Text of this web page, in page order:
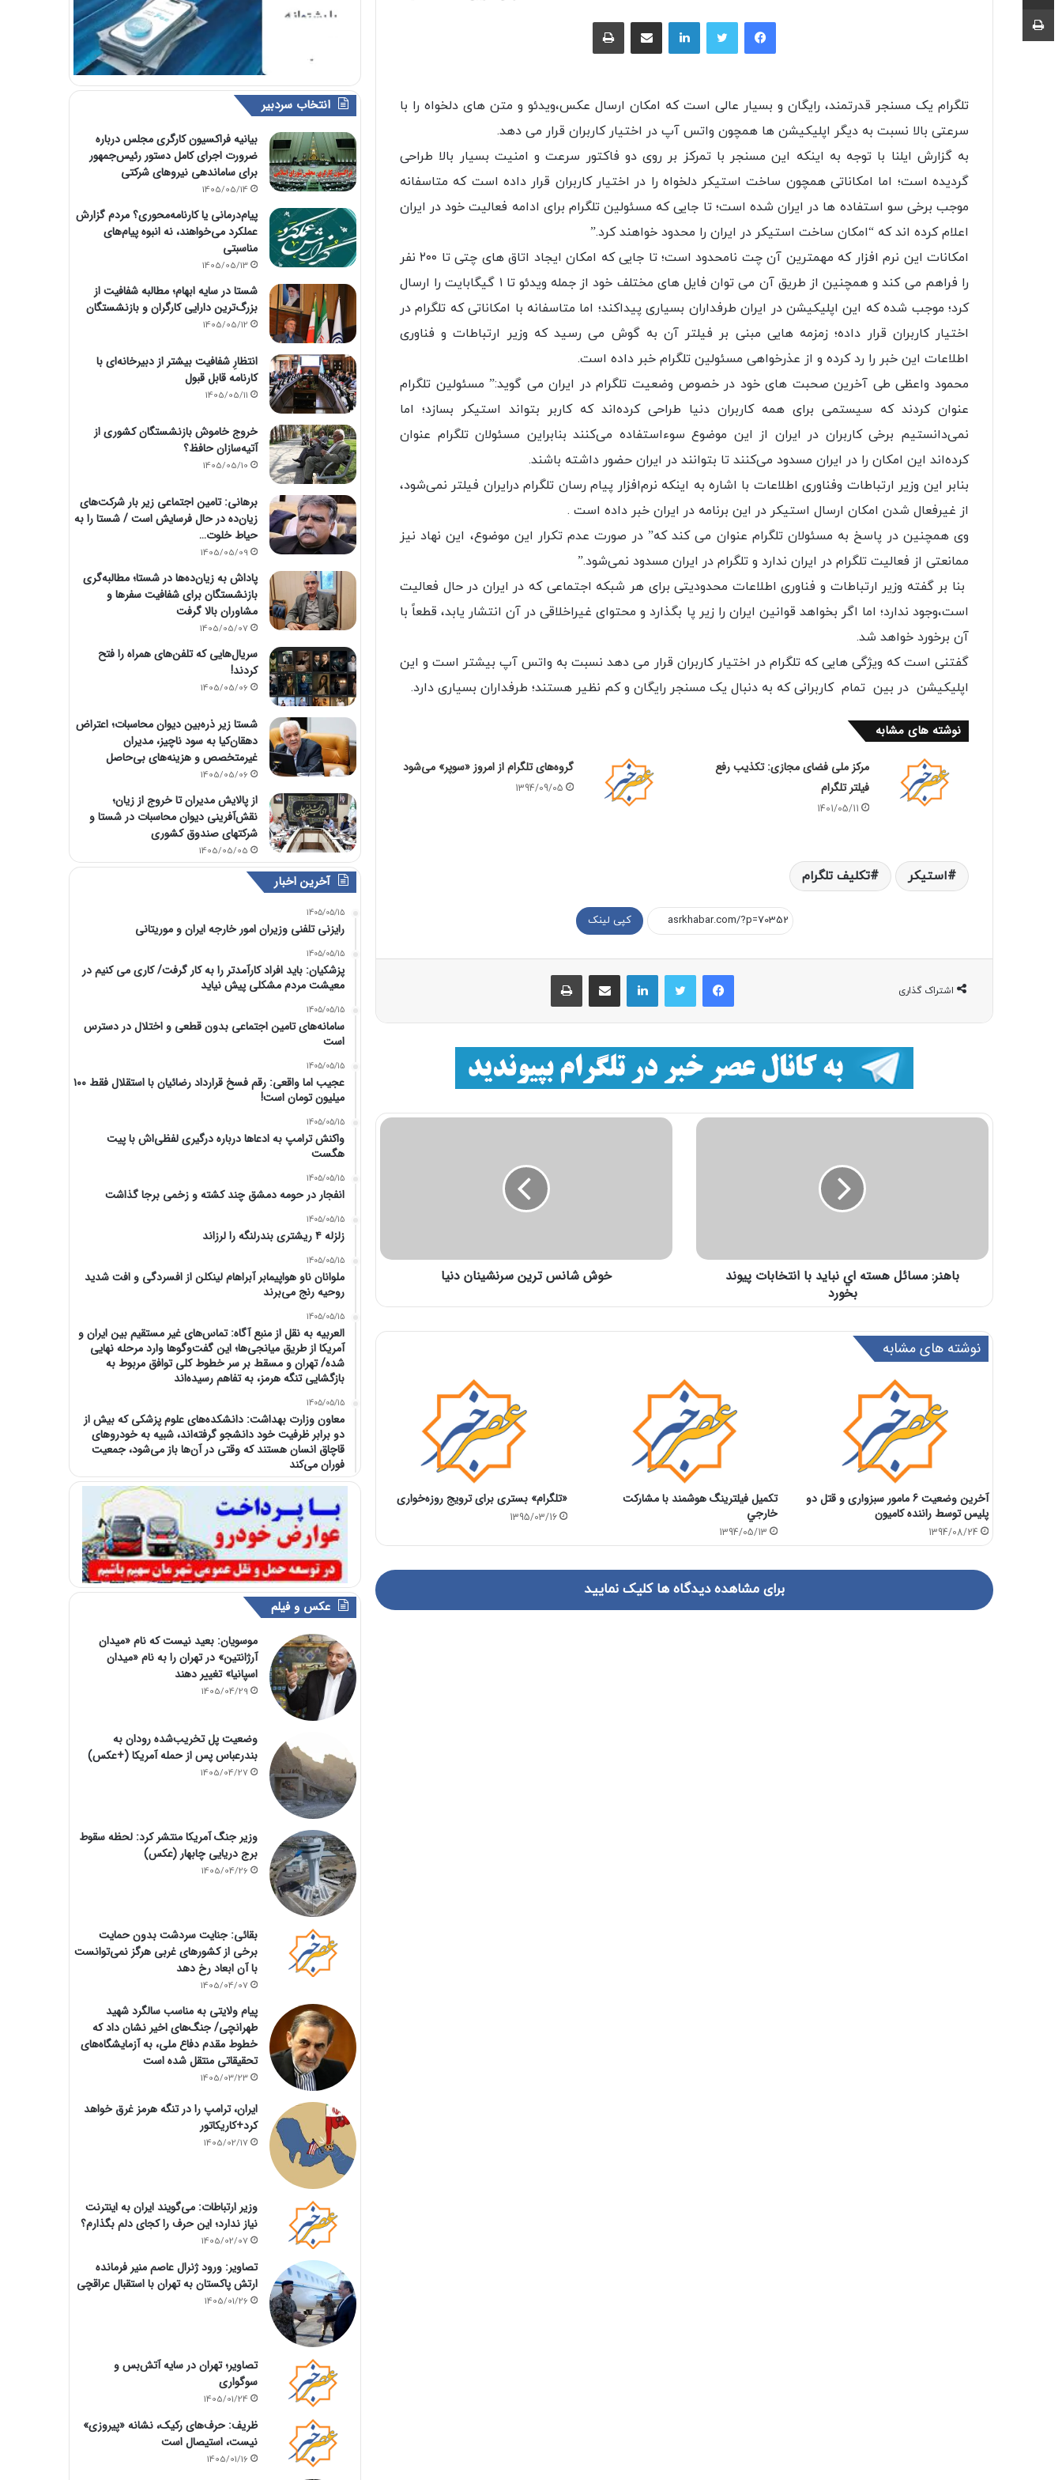
فیسبوک لینکداین
تلگرام یک مسنجر قدرتمند، رایگان و بسیار عالی است که امکان ارسال عکس،ویدئو و متن های دلخواه را با
سرعتی بالا نسبت به دیگر اپلیکیشن ها همچون واتس آپ در اختیار کاربران قرار می دهد.
به گزارش ایلنا با توجه به اینکه این مسنجر با تمرکز بر روی دو فاکتور سرعت و امنیت بسیار بالا طراحی
گردیده است؛ اما امکاناتی همچون ساخت استیکر دلخواه را در اختیار کاربران قرار داده است که متاسفانه
موجب برخی سو استفاده ها در ایران شده است؛ تا جایی که مسئولین تلگرام برای ادامه فعالیت خود در ایران
اعلام کرده اند که “امکان ساخت استیکر در ایران را محدود خواهند کرد.”
امکانات این نرم افزار که مهمترین آن چت نامحدود است؛ تا جایی که امکان ایجاد اتاق های چتی تا ۲۰۰ نفر
را فراهم می کند و همچنین از طریق آن می توان فایل های مختلف خود از جمله ویدئو تا ۱ گیگابایت را ارسال
کرد؛ موجب شده که این اپلیکیشن در ایران طرفداران بسیاری پیداکند؛ اما متاسفانه با امکاناتی که تلگرام در
اختیار کاربران قرار داده؛ زمزمه هایی مبنی بر فیلتر آن به گوش می رسید که وزیر ارتباطات و فناوری
اطلاعات این خبر را رد کرده و از عذرخواهی مسئولین تلگرام خبر داده است.
محمود واعظی طی آخرین صحبت های خود در خصوص وضعیت تلگرام در ایران می گوید:” مسئولین تلگرام
عنوان کردند که سیستمی برای همه کاربران دنیا طراحی کرده‌اند که کاربر بتواند استیکر بسازد؛ اما
نمی‌دانستیم برخی کاربران در ایران از این موضوع سوءاستفاده می‌کنند بنابراین مسئولان تلگرام عنوان
کرده‌اند این امکان را در ایران مسدود می‌کنند تا بتوانند در ایران حضور داشته باشند.
بنابر این وزیر ارتباطات وفناوری اطلاعات با اشاره به اینکه نرم‌افزار پیام رسان تلگرام درایران فیلتر نمی‌شود،
از غیرفعال شدن امکان ارسال استیکر در این برنامه در ایران خبر داده است .
وی همچنین در پاسخ به مسئولان تلگرام عنوان می کند که” در صورت عدم تکرار این موضوع، این نهاد نیز
ممانعتی از فعالیت تلگرام در ایران ندارد و تلگرام در ایران مسدود نمی‌شود.”
بنا بر گفته وزیر ارتباطات و فناوری اطلاعات محدودیتی برای هر شبکه اجتماعی که در ایران در حال فعالیت
است،وجود ندارد؛ اما اگر بخواهد قوانین ایران را زیر پا بگذارد و محتوای غیراخلاقی در آن انتشار یابد، قطعاً با
آن برخورد خواهد شد.
گفتنی است که ویژگی هایی که تلگرام در اختیار کاربران قرار می دهد نسبت به واتس آپ بیشتر است و این
اپلیکیشن در بین تمام کاربرانی که به دنبال یک مسنجر رایگان و کم نظیر هستند؛ طرفداران بسیاری دارد.
نوشته های مشابه
مرکز ملی فضای مجازی: تکذیب رفع
فیلتر تلگرام
1401/05/11
گروه‌های تلگرام از امروز «سوپر» می‌شود
1394/09/05
استيكر تکلیف تلگرام
کپی لینک
اشتراک گذاری
فیسبوک لینکداین
باهنر: مسائل هسته اي نبايد با انتخابات پيوند
بخورد
خوش شانس ترين سرنشينان دنيا
نوشته های مشابه
آخرین وضعیت 6 مامور سبزواری و قتل دو
پلیس توسط راننده کامیون
1394/08/24
تكميل فيلترينگ هوشمند با مشاركت
خارجي
1394/05/13
«تلگرام» بستری برای ترویج روزه‌خواری
1395/03/16
برای مشاهده دیدگاه ها کلیک نمایید
انتخاب سردبیر
بیانیه فراکسیون کارگری مجلس درباره
ضرورت اجرای کامل دستور رئیس‌جمهور
برای ساماندهی نیروهای شرکتی
1405/05/14
پیام‌درمانی یا کارنامه‌محوری؟ مردم گزارش
عملکرد می‌خواهند، نه انبوه پیام‌های
مناسبتی
1405/05/13
شستا در سایه ابهام؛ مطالبه شفافیت از
بزرگ‌ترین دارایی کارگران و بازنشستگان
1405/05/12
انتظارِ شفافیت بیشتر از دبیرخانه‌ای با
کارنامه قابل قبول
1405/05/11
خروج خاموش بازنشستگان کشوری از
آتیه‌سازان حافظ؟
1405/05/10
برهانی: تامین اجتماعی زیر بار شرکت‌های
زیان‌ده در حال فرسایش است / شستا را به
حیاط خلوت…
1405/05/09
پاداش به زیان‌ده‌ها در شستا؛ مطالبه‌گری
بازنشستگان برای شفافیت سفرها و
مشاوران بالا گرفت
1405/05/07
سریال‌هایی که تلفن‌های همراه را فتح
کردند!
1405/05/06
شستا زیر ذره‌بین دیوان محاسبات؛ اعتراض
دهقان‌کیا به سود ناچیز، مدیران
غیرمتخصص و هزینه‌های بی‌حاصل
1405/05/06
از پالایش مدیران تا خروج از زیان؛
نقش‌آفرینی دیوان محاسبات در شستا و
شرکتهای صندوق کشوری
1405/05/05
آخرین اخبار
1405/05/15
رایزنی تلفنی وزیران امور خارجه ایران و موریتانی
1405/05/15
پزشکیان: باید افراد کارآمدتر را به کار گرفت/ کاری می کنیم در
معیشت مردم مشکلی پیش نیاید
1405/05/15
سامانه‌های تامین اجتماعی بدون قطعی و اختلال در دسترس
است
1405/05/15
عجیب اما واقعی: رقم فسخ قرارداد رضائیان با استقلال فقط ۱۰۰
میلیون تومان است!
1405/05/15
واکنش ترامپ به ادعاها درباره درگیری لفظی‌اش با پیت
هگست
1405/05/15
انفجار در حومه دمشق چند کشته و زخمی برجا گذاشت
1405/05/15
زلزله ۴ ریشتری بندرلنگه را لرزاند
1405/05/15
ملوانان ناو هواپیمابر آبراهام لینکلن از افسردگی و افت شدید
روحیه رنج می‌برند
1405/05/15
العربیه به نقل از منبع آگاه: تماس‌های غیر مستقیم بین ایران و
آمریکا از طریق میانجی‌ها؛ این گفت‌و‌گو‌ها وارد مرحله نهایی
شده/ تهران و مسقط بر سر خطوط کلی توافق مربوط به
بازگشایی تنگه هرمز، به تفاهم رسیده‌اند
1405/05/15
معاون وزارت بهداشت: دانشکده‌های علوم پزشکی که بیش از
دو برابر ظرفیت خود دانشجو گرفته‌اند، شبیه به خودرو‌های
قاچاق انسان هستند که وقتی در آن‌ها باز می‌شود، جمعیت
فوران می‌کند
عکس و فیلم
موسویان: بعید نیست که نام «میدان
آرژانتین» در تهران را به نام «میدان
اسپانیا» تغییر دهند
1405/04/29
وضعیت پل تخریب‌شده رودان به
بندرعباس پس از حمله آمریکا (+عکس)
1405/04/27
وزیر جنگ آمریکا منتشر کرد: لحظه سقوط
برج دریایی چابهار (عکس)
1405/04/26
بقائی: جنایت سردشت بدون حمایت
برخی از کشورهای غربی هرگز نمی‌توانست
با آن ابعاد رخ دهد
1405/04/07
پیام ولایتی به مناسب سالگرد شهید
طهرانچی/ جنگ‌های اخیر نشان داد که
خطوط مقدم دفاع ملی، به آزمایشگاه‌های
تحقیقاتی منتقل شده است
1405/03/23
ایران، ترامپ را در تنگه هرمز غرق خواهد
کرد+کاریکاتور
1405/02/17
وزیر ارتباطات: می‌گویند ایران به اینترنت
نیاز ندارد؛ این حرف را کجای دلم بگذارم؟
1405/02/07
تصاویر: ورود ژنرال عاصم منیر فرمانده
ارتش پاکستان به تهران با استقبال عراقچی
1405/01/26
تصاویر؛ تهران در سایه آتش‌بس و
سوگواری
1405/01/24
ظریف: حرف‌های رکیک، نشانه «پیروزی»
نیست، استیصال است
1405/01/16